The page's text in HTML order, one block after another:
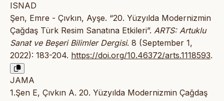
ISNAD
Şen, Emre - Çıvkın, Ayşe. “20. Yüzyılda Modernizmin
Çağdaş Türk Resim Sanatına Etkileri”. ARTS: Artuklu
Sanat ve Beşeri Bilimler Dergisi. 8 (September 1,
2022): 183-204. https://doi.org/10.46372/arts.1118593.
JAMA
1.Şen E, Çıvkın A. 20. Yüzyılda Modernizmin Çağdaş